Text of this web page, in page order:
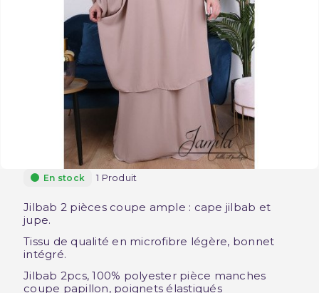
En stock 1 Produit
Jilbab 2 pièces coupe ample : cape jilbab et
jupe.
Tissu de qualité en microfibre légère, bonnet
intégré.
Jilbab 2pcs, 100% polyester pièce manches
coupe papillon, poignets élastiqués